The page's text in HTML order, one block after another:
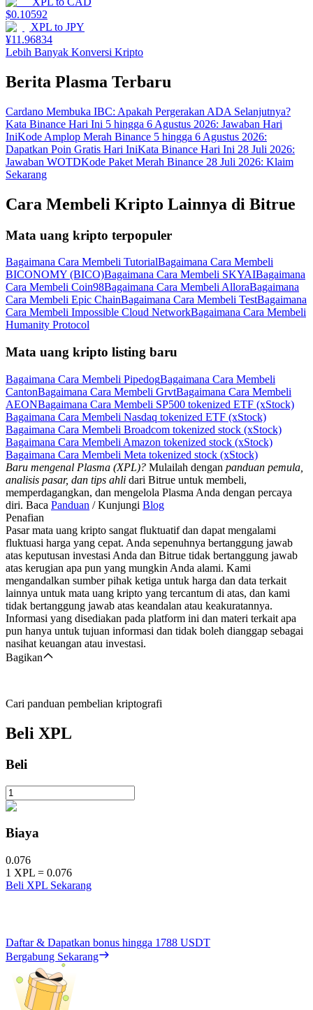
$0.10592
XPL to JPY
¥11.96834
Lebih Banyak Konversi Kripto
Berita Plasma Terbaru
Cardano Membuka IBC: Apakah Pergerakan ADA Selanjutnya?
Kata Binance Hari Ini 5 hingga 6 Agustus 2026: Jawaban Hari
IniKode Amplop Merah Binance 5 hingga 6 Agustus 2026:
Dapatkan Poin Gratis Hari IniKata Binance Hari Ini 28 Juli 2026:
Jawaban WOTDKode Paket Merah Binance 28 Juli 2026: Klaim
Sekarang
Cara Membeli Kripto Lainnya di Bitrue
Mata uang kripto terpopuler
Bagaimana Cara Membeli TutorialBagaimana Cara Membeli
BICONOMY (BICO)Bagaimana Cara Membeli SKYAIBagaimana
Cara Membeli Coin98Bagaimana Cara Membeli AlloraBagaimana
Cara Membeli Epic ChainBagaimana Cara Membeli TestBagaimana
Cara Membeli Impossible Cloud NetworkBagaimana Cara Membeli
Humanity Protocol
Mata uang kripto listing baru
Bagaimana Cara Membeli PipedogBagaimana Cara Membeli
CantonBagaimana Cara Membeli GrvtBagaimana Cara Membeli
AEONBagaimana Cara Membeli SP500 tokenized ETF (xStock)
Bagaimana Cara Membeli Nasdaq tokenized ETF (xStock)
Bagaimana Cara Membeli Broadcom tokenized stock (xStock)
Bagaimana Cara Membeli Amazon tokenized stock (xStock)
Bagaimana Cara Membeli Meta tokenized stock (xStock)
Baru mengenal Plasma (XPL)? Mulailah dengan panduan pemula,
analisis pasar, dan tips ahli dari Bitrue untuk membeli,
memperdagangkan, dan mengelola Plasma Anda dengan percaya
diri. Baca Panduan / Kunjungi Blog
Penafian
Pasar mata uang kripto sangat fluktuatif dan dapat mengalami
fluktuasi harga yang cepat. Anda sepenuhnya bertanggung jawab
atas keputusan investasi Anda dan Bitrue tidak bertanggung jawab
atas kerugian apa pun yang mungkin Anda alami. Kami
mengandalkan sumber pihak ketiga untuk harga dan data terkait
lainnya untuk mata uang kripto yang tercantum di atas, dan kami
tidak bertanggung jawab atas keandalan atau keakuratannya.
Informasi yang disediakan pada platform ini dan materi terkait apa
pun hanya untuk tujuan informasi dan tidak boleh dianggap sebagai
nasihat keuangan atau investasi.
Bagikan
Cari panduan pembelian kriptografi
Beli XPL
Beli
Biaya
0.076
1 XPL = 0.076
Beli XPL Sekarang
Daftar & Dapatkan bonus hingga 1788 USDT
Bergabung Sekarang